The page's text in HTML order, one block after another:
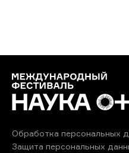
Обработка персональных
Защита персональных